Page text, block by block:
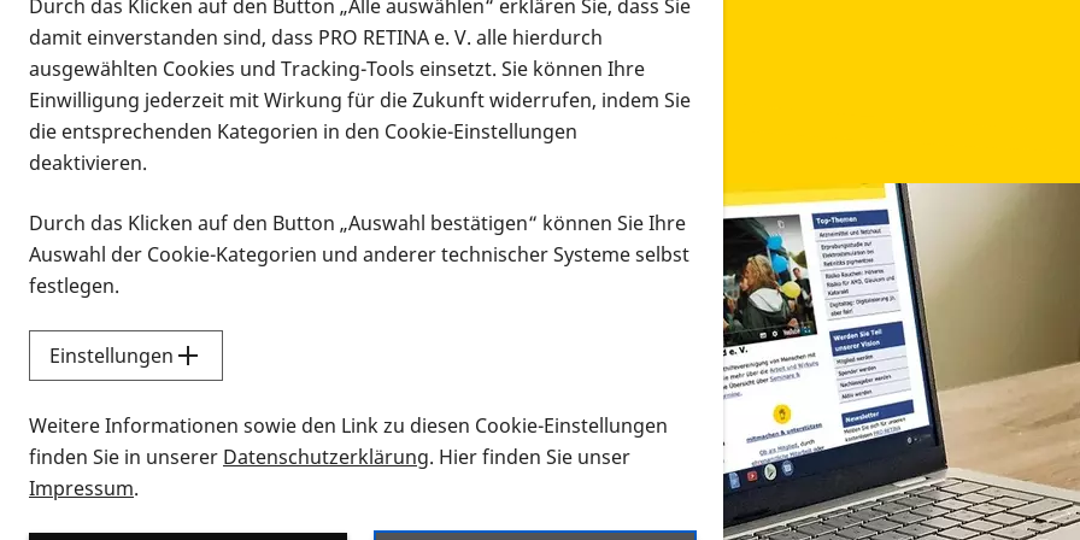
Infomaterial
Infomaterial
Vorlesen
Alle Infomaterialien in verschiedenen Formaten an
Sie möchten wissen, wie Sie nach Infonmaterial suchen und dieses bestellen bzw. herunterladen
Durch das Klicken auf den Button „Alle auswählen“ erklären Sie, dass Sie
damit einverstanden sind, dass PRO RETINA e. V. alle hierdurch
ausgewählten Cookies und Tracking-Tools einsetzt. Sie können Ihre
Einwilligung jederzeit mit Wirkung für die Zukunft widerrufen, indem Sie
die entsprechenden Kategorien in den Cookie-Einstellungen
deaktivieren.
Durch das Klicken auf den Button „Auswahl bestätigen“ können Sie Ihre
Auswahl der Cookie-Kategorien und anderer technischer Systeme selbst
festlegen.
Einstellungen
Weitere Informationen sowie den Link zu diesen Cookie-Einstellungen
finden Sie in unserer Datenschutzerklärung. Hier finden Sie unser
Impressum.